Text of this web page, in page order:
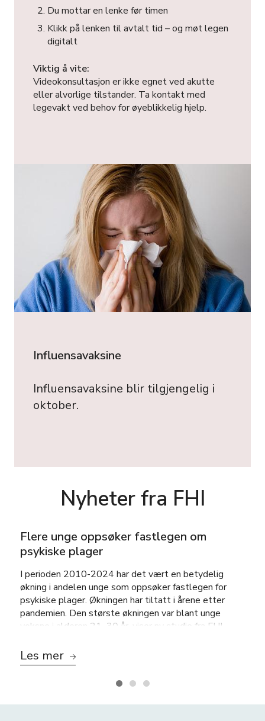
Du mottar en lenke før timen
Klikk på lenken til avtalt tid – og møt legen
digitalt
Viktig å vite:
Videokonsultasjon er ikke egnet ved akutte
eller alvorlige tilstander. Ta kontakt med
legevakt ved behov for øyeblikkelig hjelp.
Influensavaksine
Influensavaksine blir tilgjengelig i
oktober.
Nyheter fra FHI
Flere unge oppsøker fastlegen om
psykiske plager
I perioden 2010-2024 har det vært en betydelig
økning i andelen unge som oppsøker fastlegen for
psykiske plager. Økningen har tiltatt i årene etter
pandemien. Den største økningen var blant unge
voksne i alderen 21–30 år, viser ny studie fra FHI.
Les mer